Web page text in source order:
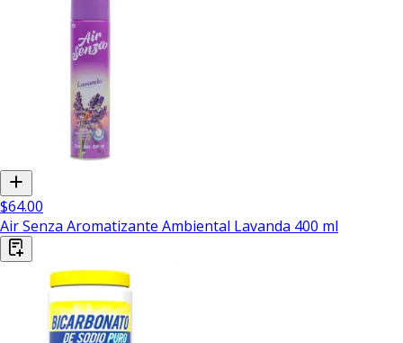
$64.00
Air Senza Aromatizante Ambiental Lavanda 400 ml